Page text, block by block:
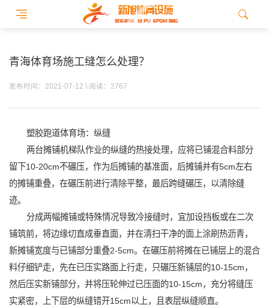
青海体育场施工缝怎么处理？
发布时间：2021-07-12 \ 阅读：2767
塑胶跑道体育场：纵缝
两台摊铺机梯队作业的纵缝的热接处理，应将已铺混合料部分
留下10-20cm不碾压，作为后摊铺的基准面，后摊铺并有5cm左右
的摊铺重叠，在碾压前进行清除平整，最后跨缝碾压，以清除缝
迹。
分成两幅摊铺或特殊情况导致冷接缝时，宜加设挡板或在二次
铺筑前，将边缘切直成垂直面，并在清扫干净的面上涂刷热沥青，
新摊铺宽度与已铺部分重叠2-5cm。在碾压前将摊在已铺层上的混合
料仔细铲走，先在已压实路面上行走，只碾压新铺层的10-15cm，
然后压实新铺部分，并将压轮伸过已压面的10-15cm，充分将缝压
实紧密，上下层的纵缝错开15cm以上，且表层纵缝顺直。